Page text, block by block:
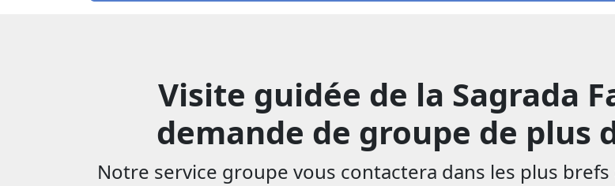
Visite guidée de la Sagrada
demande de groupe de plus
Notre service groupe vous contactera dans les plus